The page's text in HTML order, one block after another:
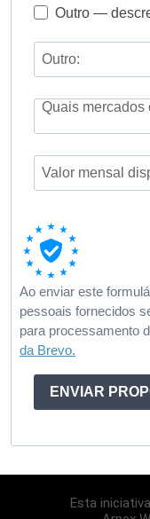
Outro —
Ao enviar este
pessoais fornecidos
para processamento
da Brevo.
ENVIAR
Esta